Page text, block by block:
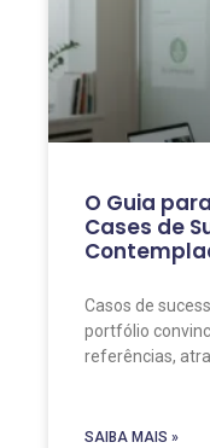
O Guia
Cases de
Casos de
portfólio
referências,
SAIBA MAIS »